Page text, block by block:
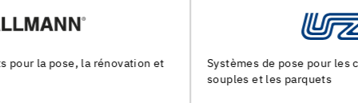
Systèmes de pose pour les chapes, les revêtements de sols